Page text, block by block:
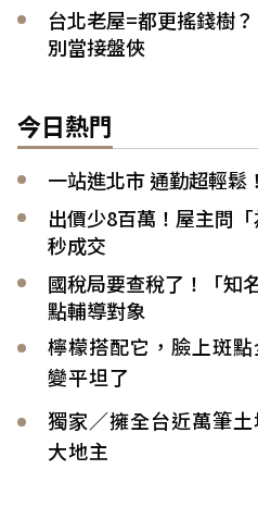
台北老屋=都更搖錢樹
別當接盤俠
今日熱門
一站進北市 通勤超輕鬆
出價少8百萬！屋主問
秒成交
國稅局要查稅了！「知
點輔導對象
檸檬搭配它，臉上斑
變平坦了
獨家／擁全台近萬筆
大地主